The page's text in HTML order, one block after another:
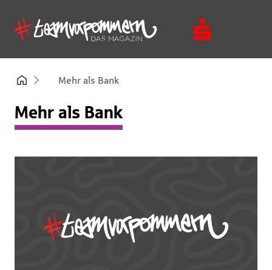
Mehr als Bank
Mehr als Bank